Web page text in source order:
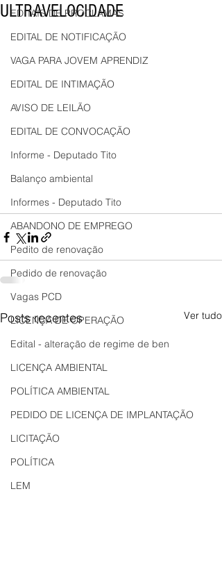
EDITAIS DE PROCLAMAS
EDITAL DE NOTIFICAÇÃO
VAGA PARA JOVEM APRENDIZ
EDITAL DE INTIMAÇÃO
AVISO DE LEILÃO
EDITAL DE CONVOCAÇÃO
Informe - Deputado Tito
Balanço ambiental
Informes - Deputado Tito
ABANDONO DE EMPREGO
Pedito de renovação
Pedido de renovação
Vagas PCD
LICENÇA DE OPERAÇÃO
Edital - alteração de regime de ben
LICENÇA AMBIENTAL
POLÍTICA AMBIENTAL
PEDIDO DE LICENÇA DE IMPLANTAÇÃO
LICITAÇÃO
POLÍTICA
LEM
ULTRAVELOCIDADE
Posts recentes Ver tudo